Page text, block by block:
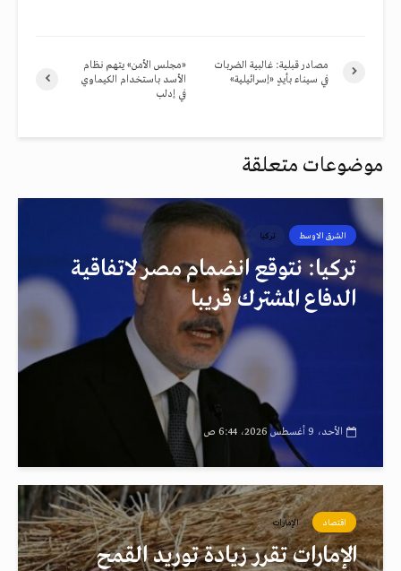
«مجلس الأمن» يتهم نظام
الأسد باستخدام الكيماوي
في إدلب
مصادر قبلية: غالبية الضربات
في سيناء بأيدٍ «إسرائيلية»
موضوعات متعلقة
الشرق الاوسط تركيا
تركيا: نتوقع انضمام مصر لاتفاقية
الدفاع المشترك قريبا
الأحد، 9 أغسطس 2026، 6:44 ص
اقتصاد الإمارات
الإمارات تقرر زيادة توريد القمح